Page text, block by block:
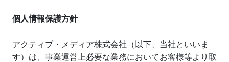
個人情報保護方針
アクティブ・メディア株式会社（以下、当社といいま
す）は、事業運営上必要な業務においてお客様等より取